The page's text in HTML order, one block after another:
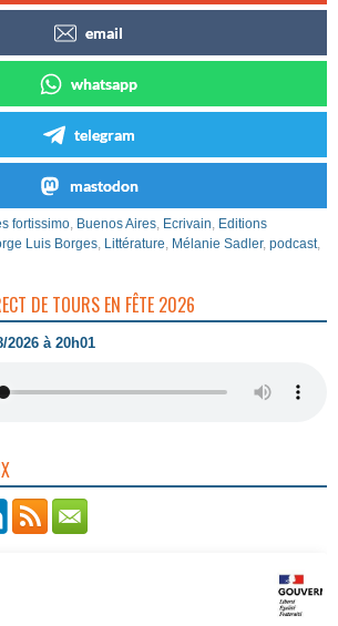
email
whatsapp
telegram
mastodon
fortissimo, Buenos Aires, Ecrivain, Editions
Luis Borges, Littérature, Mélanie Sadler, podcast,
DE TOURS EN FÊTE 2026
2026 à 20h01